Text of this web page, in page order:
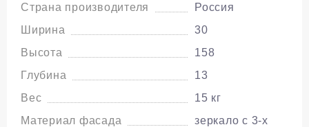
предметов и аксессуаров. Великолепно
дополнит уют и комфорт в доме.
Доступные расцветки: белый.
В нашем интернет-магазине товаров для
интерьера вы всегда можете купить
Страна производителя
Россия
Ширина
30
Высота
158
Глубина
13
Вес
15 кг
Материал фасада
зеркало с 3-х